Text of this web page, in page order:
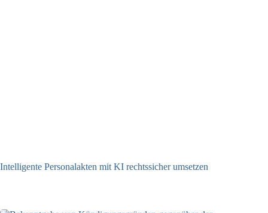
Intelligente Personalakten mit KI rechtssicher umsetzen